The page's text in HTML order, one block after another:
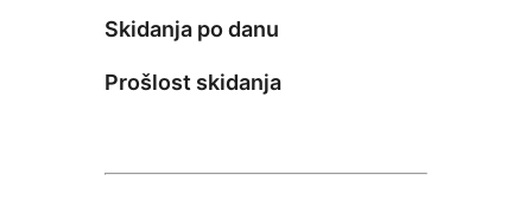
Skidanja po danu
Prošlost skidanja